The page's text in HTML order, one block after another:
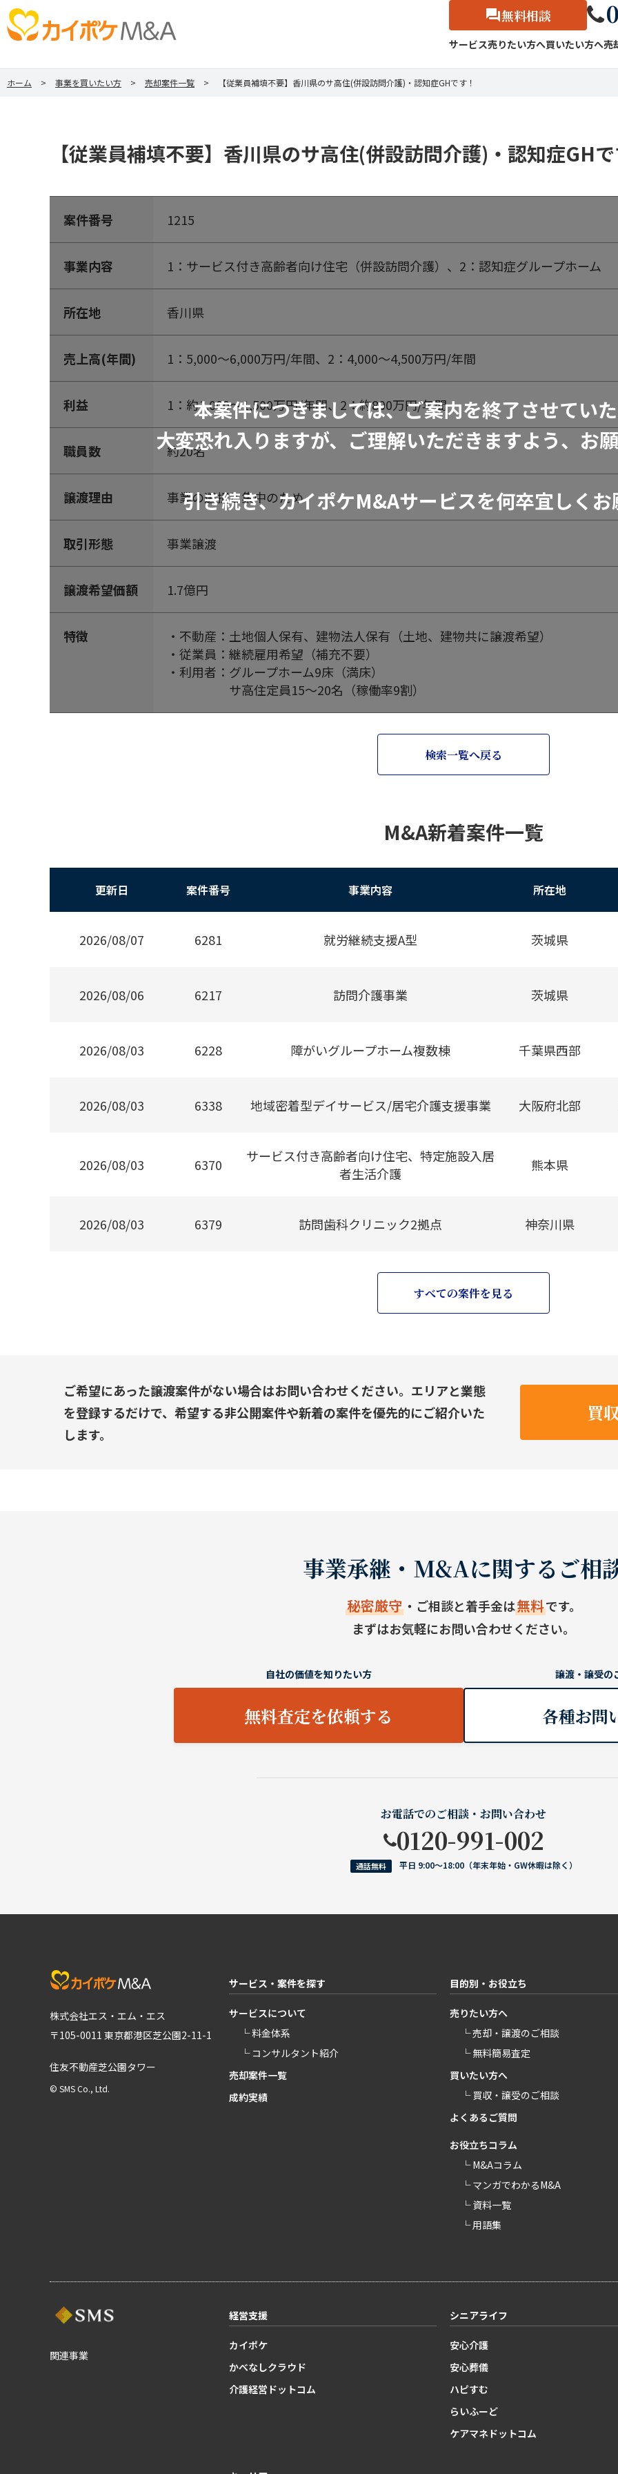
無料相談
サービス売りたい方へ買いたい方へ売
ホーム 事業を買いたい方 売却案件一覧 【従業員補填不要】香川県のサ高住(併設訪問介護)・認知症GHです！
【従業員補填不要】香川県のサ高住(併設訪問介護)・認知症GHで
本案件につきましては、ご案内を終了させていた
大変恐れ入りますが、ご理解いただきますよう、お願
引き続き、カイポケM&Aサービスを何卒宜しくお
案件番号 1215
事業内容 1：サービス付き高齢者向け住宅（併設訪問介護）、2：認知症グループホーム
所在地 香川県
売上高(年間) 1：5,000～6,000万円/年間、2：4,000～4,500万円/年間
利益 1：約1,000～1,500万円/年間、2：約800万円/年間
職員数 約20名
譲渡理由 事業の選択と集中のため
取引形態 事業譲渡
譲渡希望価額 1.7億円
特徴
・不動産：土地個人保有、建物法人保有（土地、建物共に譲渡希望）
・従業員：継続雇用希望（補充不要）
・利用者：グループホーム9床（満床）
サ高住定員15～20名（稼働率9割）
検索一覧へ戻る
M&A新着案件一覧
更新日 案件番号 事業内容 所在地
2026/08/07 6281 就労継続支援A型 茨城県
2026/08/06 6217 訪問介護事業 茨城県
2026/08/03 6228 障がいグループホーム複数棟 千葉県西部
2026/08/03 6338 地域密着型デイサービス/居宅介護支援事業 大阪府北部
2026/08/03 6370
サービス付き高齢者向け住宅、特定施設入居
者生活介護
熊本県
2026/08/03 6379 訪問歯科クリニック2拠点 神奈川県
すべての案件を見る
ご希望にあった譲渡案件がない場合はお問い合わせください。エリアと業態
を登録するだけで、希望する非公開案件や新着の案件を優先的にご紹介いた
します。
買
事業承継・M&Aに関するご相
秘密厳守 ・ご相談と着手金は無料です。
まずはお気軽にお問い合わせください。
自社の価値を知りたい方
無料査定を依頼する
譲渡・譲受の
各種お問
お電話でのご相談・お問い合わせ
0120-991-002
通話無料 平日 9:00〜18:00（年末年始・GW休暇は除く）
株式会社エス・エム・エス
〒105-0011 東京都港区芝公園2-11-1
住友不動産芝公園タワー
© SMS Co., Ltd.
サービス・案件を探す
サービスについて
└ 料金体系
└ コンサルタント紹介
売却案件一覧
成約実績
目的別・お役立ち
売りたい方へ
└ 売却・譲渡のご相談
└ 無料簡易査定
買いたい方へ
└ 買収・譲受のご相談
よくあるご質問
お役立ちコラム
└ M&Aコラム
└ マンガでわかるM&A
└ 資料一覧
└ 用語集
関連事業
経営支援
カイポケ
かべなしクラウド
介護経営ドットコム
シニアライフ
安心介護
安心葬儀
ハピすむ
らいふーど
ケアマネドットコム